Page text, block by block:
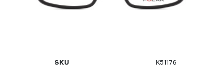
SKU K51176